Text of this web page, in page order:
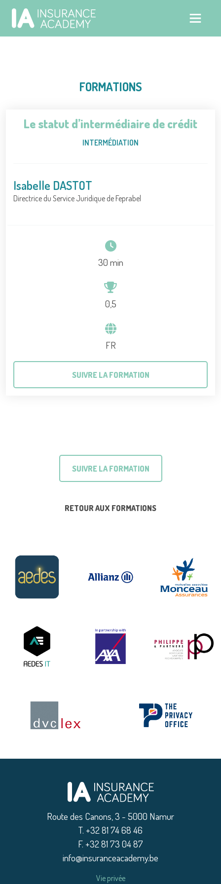
FORMATIONS
Le statut d’intermédiaire de crédit
INTERMÉDIATION
Isabelle DASTOT
Directrice du Service Juridique de Feprabel
30 min
0,5
FR
SUIVRE LA FORMATION
SUIVRE LA FORMATION
RETOUR AUX FORMATIONS
Route des Canons, 3 - 5000 Namur
|
T. +32 81 74 68 46
|
F. +32 81 73 04 87
|
info@insuranceacademy.be
Vie privée